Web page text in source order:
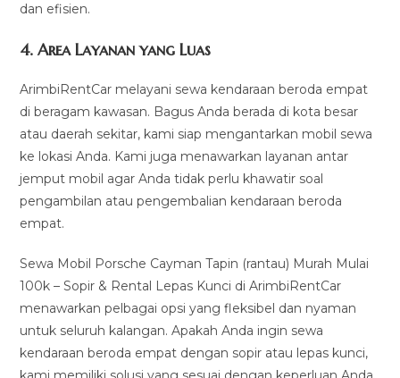
dan efisien.
4.Area Layanan yang Luas
ArimbiRentCar melayani sewa kendaraan beroda empat
di beragam kawasan. Bagus Anda berada di kota besar
atau daerah sekitar, kami siap mengantarkan mobil sewa
ke lokasi Anda. Kami juga menawarkan layanan antar
jemput mobil agar Anda tidak perlu khawatir soal
pengambilan atau pengembalian kendaraan beroda
empat.
Sewa Mobil Porsche Cayman Tapin (rantau) Murah Mulai
100k – Sopir & Rental Lepas Kunci di ArimbiRentCar
menawarkan pelbagai opsi yang fleksibel dan nyaman
untuk seluruh kalangan. Apakah Anda ingin sewa
kendaraan beroda empat dengan sopir atau lepas kunci,